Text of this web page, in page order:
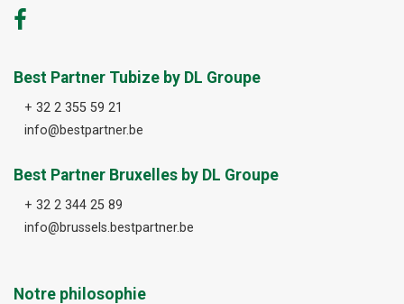
Best Partner Tubize by DL Groupe
+ 32 2 355 59 21
info@bestpartner.be
Best Partner Bruxelles by DL Groupe
+ 32 2 344 25 89
info@brussels.bestpartner.be
Notre philosophie